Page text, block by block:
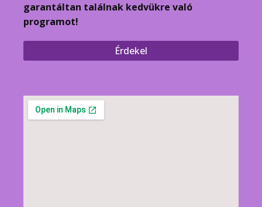
garantáltan találnak kedvükre való
programot!
Érdekel